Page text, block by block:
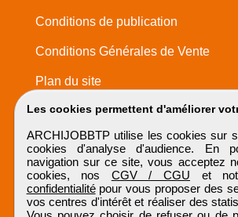
Les cookies permettent d'améliorer
ARCHIJOBBTP utilise les cookies sur
cookies d'analyse d'audience. En
navigation sur ce site, vous acceptez
cookies, nos CGV / CGU et
confidentialitépour vous proposer des
vos centres d'intérêt et réaliser des
Conditions de publication
Conditions Générales de Vente
Plan du site